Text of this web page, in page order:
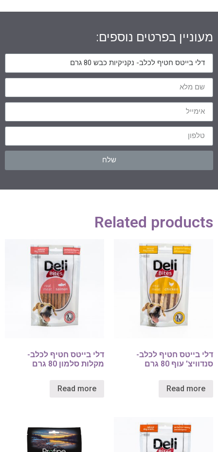
מעוניין בפרטים נוספים:
שלח
Related products
דלי בייטס חטיף לכלב-
סנדוויצ' עוף 80 גרם
Read more
דלי בייטס חטיף לכלב-
מקלות סלמון 80 גרם
Read more